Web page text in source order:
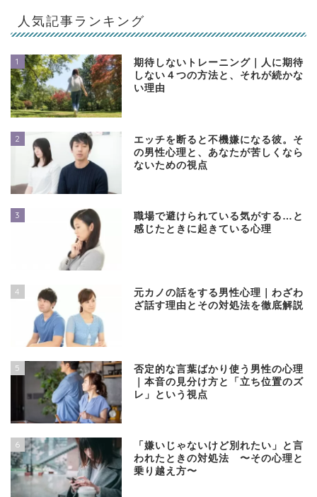
人気記事ランキング
1
期待しないトレーニング｜人に期待
しない４つの方法と、それが続かな
い理由
2
エッチを断ると不機嫌になる彼。そ
の男性心理と、あなたが苦しくなら
ないための視点
3
職場で避けられている気がする…と
感じたときに起きている心理
4
元カノの話をする男性心理｜わざわ
ざ話す理由とその対処法を徹底解説
5
否定的な言葉ばかり使う男性の心理
｜本音の見分け方と「立ち位置のズ
レ」という視点
6
「嫌いじゃないけど別れたい」と言
われたときの対処法 〜その心理と
乗り越え方〜